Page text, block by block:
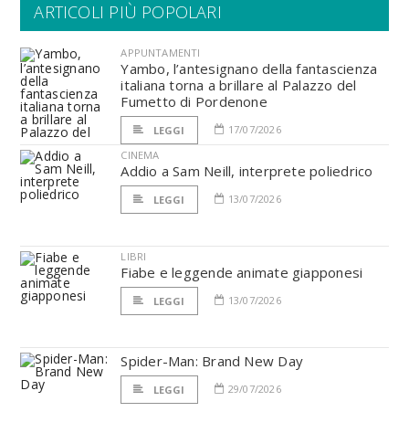
ARTICOLI PIÙ POPOLARI
APPUNTAMENTI
Yambo, l’antesignano della fantascienza
italiana torna a brillare al Palazzo del
Fumetto di Pordenone
LEGGI
17/07/2026
CINEMA
Addio a Sam Neill, interprete poliedrico
LEGGI 13/07/2026
LIBRI
Fiabe e leggende animate giapponesi
LEGGI 13/07/2026
Spider-Man: Brand New Day
LEGGI 29/07/2026